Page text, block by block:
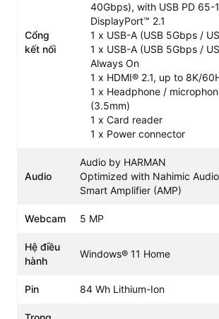
Hệ Thống Tản Nhiệt Legion
Mát Khi Chạy Tải Nặng
Một trong những điểm mạnh lớn nhất của
chính là hệ thống tản nhiệt
thế hệ mới với quạt kép hiệu suất
nhiệt và khe thoát gió thông minh. Hệ
máy duy trì nhiệt độ ổn định ngay cả khi
hay render liên tục trong thời gian
Ultra 9 275HX và GPU RTX 5070 luôn
tối đa.
Vì Sao Nên Mua Lenovo Legion
T&T Center
Sự kết hợp giữa hiệu năng khủng, đồ
Legion 7 16IAX10
Cổng
kết nối
40Gbps), with USB PD 65-
DisplayPort™ 2.1
1 x USB-A (USB 5Gbps /
1 x USB-A (USB 5Gbps /
Always On
1 x HDMI® 2.1, up to 8K/
1 x Headphone /
(3.5mm)
1 x Card reader
1 x Power connector
Audio
Audio by HARMAN
Optimized with Nahimic Audio
Smart Amplifier (AMP)
Webcam 5 MP
Hệ điều
hành
Windows® 11 Home
Pin 84 Wh Lithium-Ion